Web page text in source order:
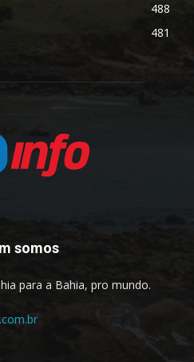
488
481
somos
para a Bahia, pro mundo.